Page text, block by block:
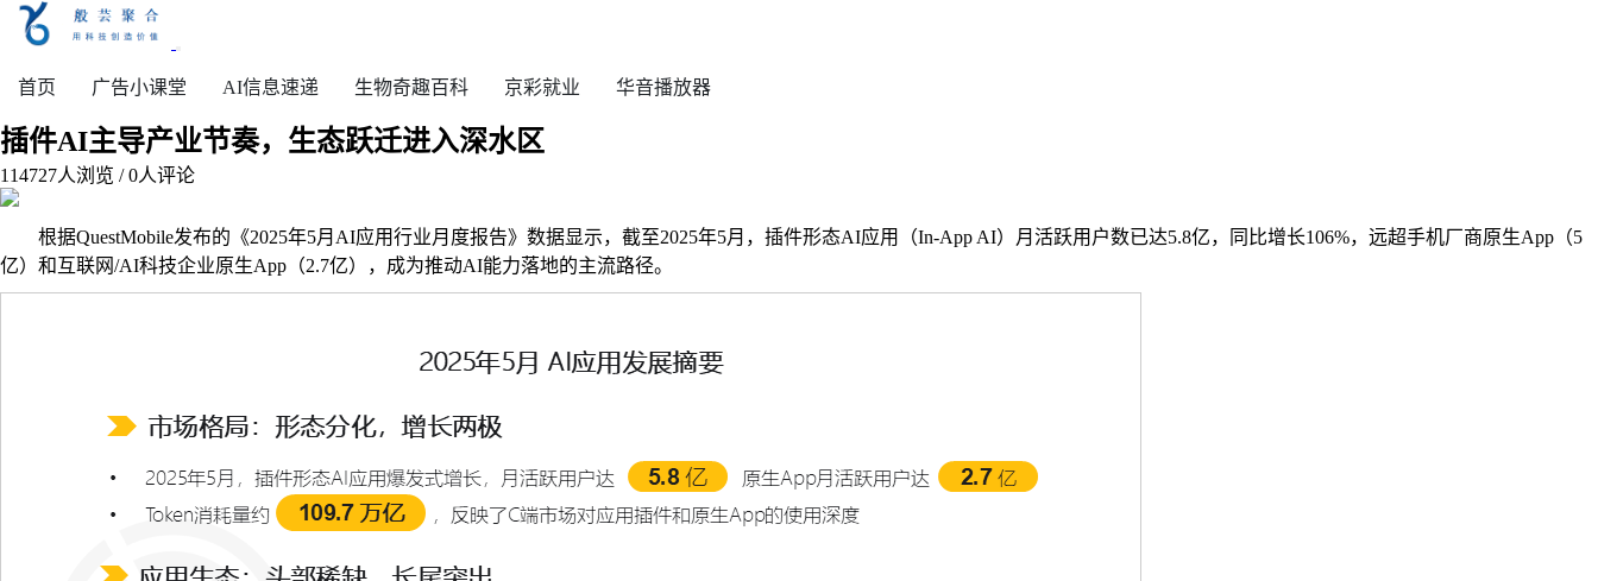
首页 广告小课堂 AI信息速递 生物奇趣百科 京彩就业 华音播放器
插件AI主导产业节奏，生态跃迁进入深水区
114727人浏览 /0人评论
根据QuestMobile发布的《2025年5月AI应用行业月度报告》数据显示，截至2025年5月，插件形态AI应用（In-App AI）月活跃用户数已达5.8亿，同比增长106%，远超手机厂商原生App（5
亿）和互联网/AI科技企业原生App（2.7亿），成为推动AI能力落地的主流路径。